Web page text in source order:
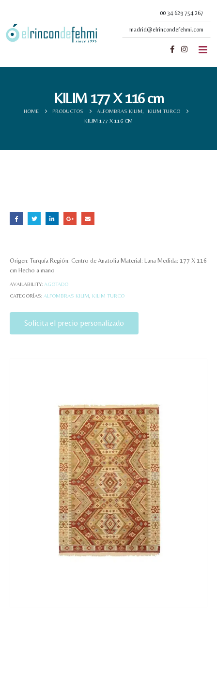
00 34 629 754 267
madrid@elrincondefehmi.com
KILIM 177 X 116 cm
HOME PRODUCTOS ALFOMBRAS KILIM
KILIM TURCO
KILIM 177 X 116 CM
Origen: Turquía Región: Centro de Anatolia Material: Lana Medida: 177 X 116
cm Hecho a mano
AVAILABILITY: AGOTADO
CATEGORÍAS: ALFOMBRAS KILIM KILIM TURCO
Solicita el precio personalizado